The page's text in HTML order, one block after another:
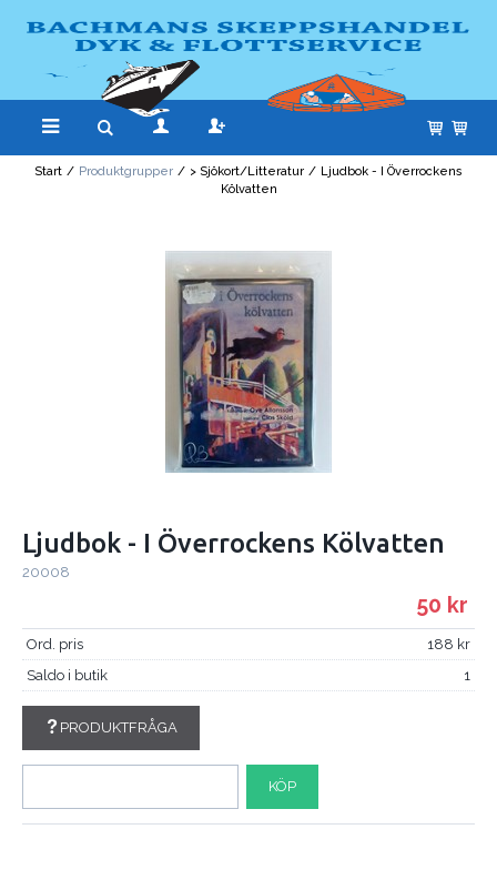
Start / Produktgrupper / > Sjökort/Litteratur / Ljudbok - I Överrockens
Kölvatten
Ljudbok - I Överrockens Kölvatten
20008
50
Ord. pris
188
Saldo i butik
1
PRODUKTFRÅGA
KÖP